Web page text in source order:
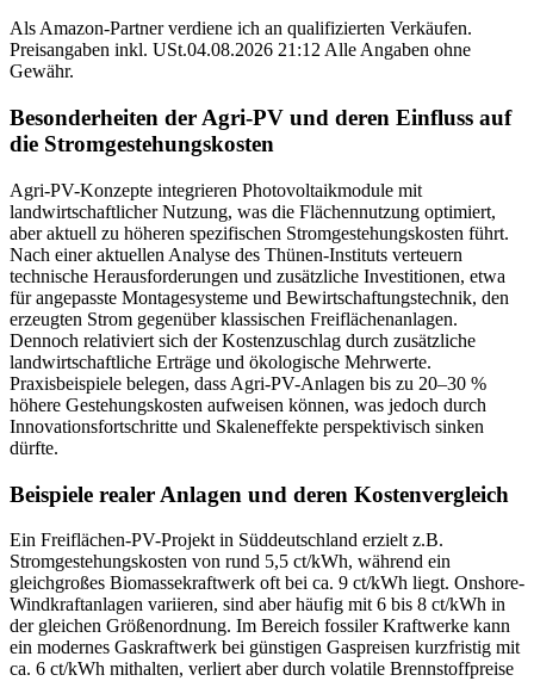
Als Amazon-Partner verdiene ich an qualifizierten Verkäufen.
Preisangaben inkl. USt.04.08.2026 21:12 Alle Angaben ohne
Gewähr.
Besonderheiten der Agri-PV und deren Einfluss auf
die Stromgestehungskosten
Agri-PV-Konzepte integrieren Photovoltaikmodule mit
landwirtschaftlicher Nutzung, was die Flächennutzung optimiert,
aber aktuell zu höheren spezifischen Stromgestehungskosten führt.
Nach einer aktuellen Analyse des Thünen-Instituts verteuern
technische Herausforderungen und zusätzliche Investitionen, etwa
für angepasste Montagesysteme und Bewirtschaftungstechnik, den
erzeugten Strom gegenüber klassischen Freiflächenanlagen.
Dennoch relativiert sich der Kostenzuschlag durch zusätzliche
landwirtschaftliche Erträge und ökologische Mehrwerte.
Praxisbeispiele belegen, dass Agri-PV-Anlagen bis zu 20–30 %
höhere Gestehungskosten aufweisen können, was jedoch durch
Innovationsfortschritte und Skaleneffekte perspektivisch sinken
dürfte.
Beispiele realer Anlagen und deren Kostenvergleich
Ein Freiflächen-PV-Projekt in Süddeutschland erzielt z.B.
Stromgestehungskosten von rund 5,5 ct/kWh, während ein
gleichgroßes Biomassekraftwerk oft bei ca. 9 ct/kWh liegt. Onshore-
Windkraftanlagen variieren, sind aber häufig mit 6 bis 8 ct/kWh in
der gleichen Größenordnung. Im Bereich fossiler Kraftwerke kann
ein modernes Gaskraftwerk bei günstigen Gaspreisen kurzfristig mit
ca. 6 ct/kWh mithalten, verliert aber durch volatile Brennstoffpreise